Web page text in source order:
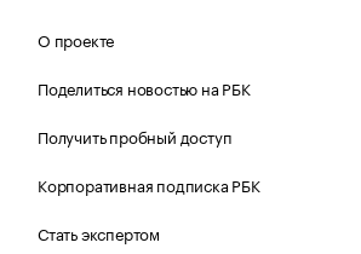
О проекте
Поделиться новостью на РБК
Получить пробный доступ
Корпоративная подписка РБК
Стать экспертом